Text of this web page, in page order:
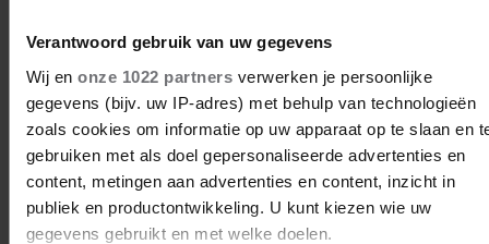
Verantwoord gebruik van uw gegevens
Wij en onze 1022 partnersverwerken je persoonlijke
gegevens (bijv. uw IP-adres) met behulp van technologieën
zoals cookies om informatie op uw apparaat op te slaan en
gebruiken met als doel gepersonaliseerde advertenties en
content, metingen aan advertenties en content, inzicht in
publiek en productontwikkeling. U kunt kiezen wie uw
gegevens gebruikt en met welke doelen.
6 seksstandjes die je gedaan
moet hebben
Zin in inspiratie voor tussen de lakens? Deze
seksstandjes zou je een keer kunnen proberen. En
seksuoloog Jolien Spoelstra geeft nog een tip.